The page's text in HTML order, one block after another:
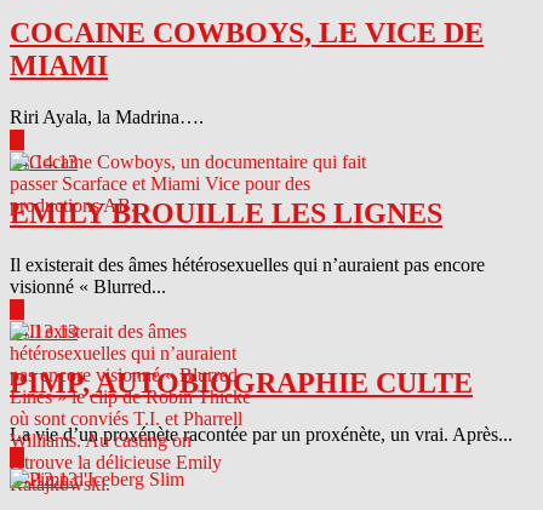
COCAINE COWBOYS, LE VICE DE
MIAMI
Riri Ayala, la Madrina….
04.14.13
EMILY BROUILLE LES LIGNES
Il existerait des âmes hétérosexuelles qui n’auraient pas encore
visionné « Blurred...
04.13.13
PIMP, AUTOBIOGRAPHIE CULTE
La vie d’un proxénète racontée par un proxénète, un vrai. Après...
04.12.13